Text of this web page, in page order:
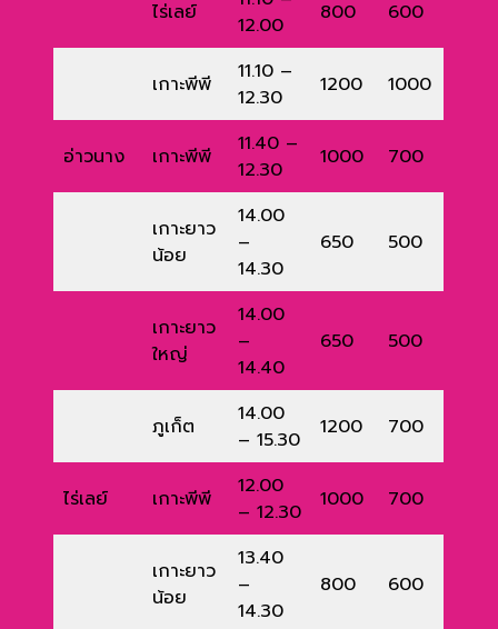
ไร่เลย์
12.00
800 600
เกาะพีพี
11.10 –
12.30
1200 1000
อ่าวนาง เกาะพีพี
11.40 –
12.30
1000 700
เกาะยาว
น้อย
14.00
–
14.30
650 500
เกาะยาว
ใหญ่
14.00
–
14.40
650 500
ภูเก็ต
14.00
– 15.30
1200 700
ไร่เลย์ เกาะพีพี
12.00
– 12.30
1000 700
เกาะยาว
น้อย
13.40
–
14.30
800 600